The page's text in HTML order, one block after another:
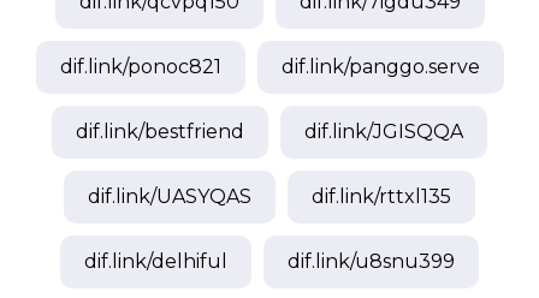
dif.link/ponoc821 dif.link/panggo.serve
dif.link/bestfriend dif.link/JGISQQA
dif.link/UASYQAS dif.link/rttxl135
dif.link/delhiful dif.link/u8snu399